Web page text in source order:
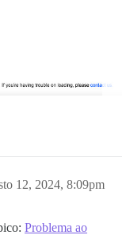
12, 2024, 8:09pm
Problema ao